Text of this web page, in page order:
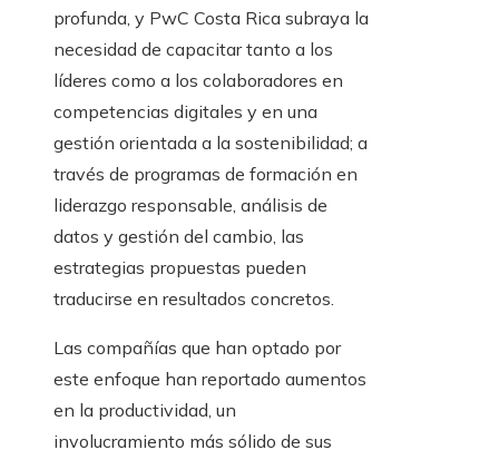
profunda, y PwC Costa Rica subraya la
necesidad de capacitar tanto a los
líderes como a los colaboradores en
competencias digitales y en una
gestión orientada a la sostenibilidad; a
través de programas de formación en
liderazgo responsable, análisis de
datos y gestión del cambio, las
estrategias propuestas pueden
traducirse en resultados concretos.
Las compañías que han optado por
este enfoque han reportado aumentos
en la productividad, un
involucramiento más sólido de sus